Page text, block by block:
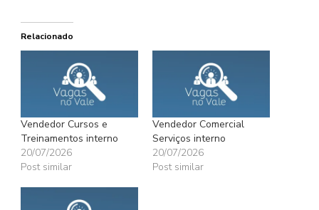
Relacionado
Vendedor Cursos e
Treinamentos interno
20/07/2026
Post similar
Vendedor Comercial
Serviços interno
20/07/2026
Post similar